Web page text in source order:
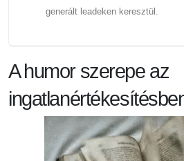
generált leadeken keresztül.
A humor szerepe az